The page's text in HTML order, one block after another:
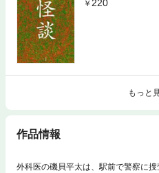
220
もっと
作品情報
外科医の磯貝平太は、駅前で警察に